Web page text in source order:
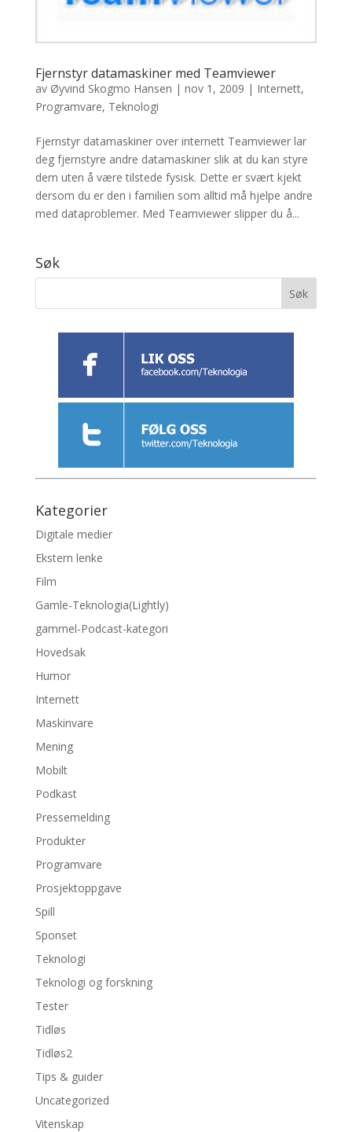
Fjernstyr datamaskiner med Teamviewer
av Øyvind Skogmo Hansen | nov 1, 2009 | Internett,
Programvare, Teknologi
Fjernstyr datamaskiner over internett Teamviewer lar
deg fjernstyre andre datamaskiner slik at du kan styre
dem uten å være tilstede fysisk. Dette er svært kjekt
dersom du er den i familien som alltid må hjelpe andre
med dataproblemer. Med Teamviewer slipper du å...
Søk
Kategorier
Digitale medier
Ekstern lenke
Film
Gamle-Teknologia(Lightly)
gammel-Podcast-kategori
Hovedsak
Humor
Internett
Maskinvare
Mening
Mobilt
Podkast
Pressemelding
Produkter
Programvare
Prosjektoppgave
Spill
Sponset
Teknologi
Teknologi og forskning
Tester
Tidløs
Tidløs2
Tips & guider
Uncategorized
Vitenskap